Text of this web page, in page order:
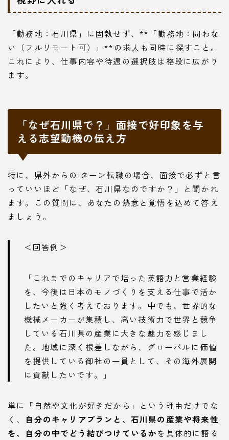
「勤務地：石川県」に固執せず、**「勤務地：問わな
い（フルリモート可）」**の求人も同時に探すこと。
これにより、仕事内容や待遇の選択肢は格段に広がり
ます。
「なぜ石川県で？」面接で好印象を与
える志望動機の伝え方
特に、県外からのIターン転職の場合、面接で必ずと言
っていいほど「なぜ、石川県なのですか？」と聞かれ
ます。この質問に、あなたの熱意と覚悟を込めて答え
ましょう。
＜回答例＞
「これまでのキャリアで培った英語力と営業経験
を、今後は日本のモノづくりを支える仕事で活か
したいと強く考えております。中でも、世界的な
機械メーカーが集積し、高い技術力で世界と競争
している石川県の産業に大きな魅力を感じまし
た。地域に深く根差しながら、グローバルに価値
を提供している御社の一員として、その海外展開
に貢献したいです。」
単に「自然や文化が好きだから」という理由だけでな
く、
自分のキャリアプランと、石川県の産業や将来性
を、自分の中でどう結びつけているかを具体的に語る